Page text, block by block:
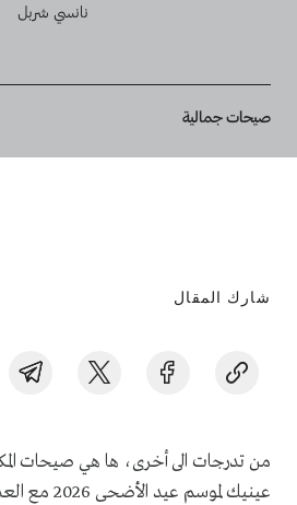
نانسي شربل
Breadcrumb
صيحات جمالية
شارك المقال
من تدرجات الى أخرى، ها هي صيحات
عينيك لموسم